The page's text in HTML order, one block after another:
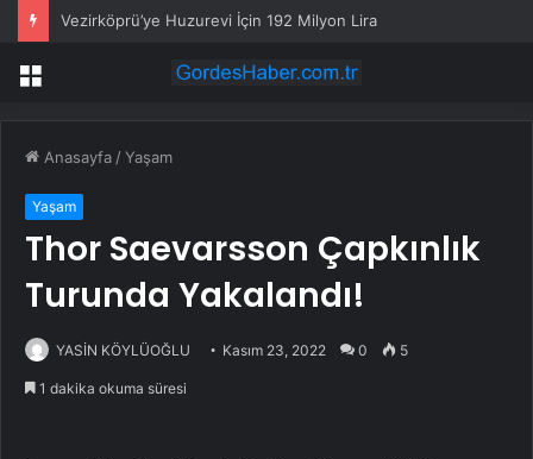
Vezirköprü’ye Huzurevi İçin 192 Milyon Lira
Menü
Anasayfa /Yaşam
Yaşam
Thor Saevarsson Çapkınlık
Turunda Yakalandı!
YASİN KÖYLÜOĞLU Kasım 23, 2022 0 5
1 dakika okuma süresi